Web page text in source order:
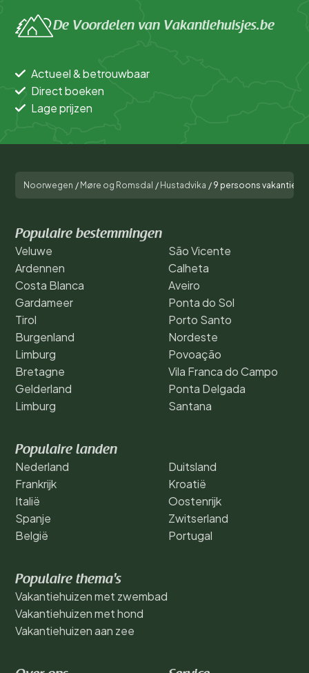
De Voordelen van Vakantiehuisjes.be
Actueel & betrouwbaar
Direct boeken
Lage prijzen
Noorwegen / Møre og Romsdal / Hustadvika / 9 persoons vakantie
Populaire bestemmingen
Veluwe
Ardennen
Costa Blanca
Gardameer
Tirol
Burgenland
Limburg
Bretagne
Gelderland
Limburg
São Vicente
Calheta
Aveiro
Ponta do Sol
Porto Santo
Nordeste
Povoação
Vila Franca do Campo
Ponta Delgada
Santana
Populaire landen
Nederland
Frankrijk
Italië
Spanje
België
Duitsland
Kroatië
Oostenrijk
Zwitserland
Portugal
Populaire thema's
Vakantiehuizen met zwembad
Vakantiehuizen met hond
Vakantiehuizen aan zee